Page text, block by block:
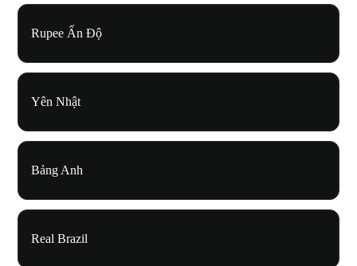
Rupee Ấn Độ
Yên Nhật
Bảng Anh
Real Brazil